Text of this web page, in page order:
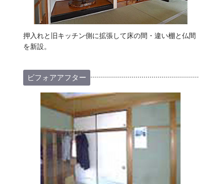
押入れと旧キッチン側に拡張して床の間・違い棚と仏間
を新設。
ビフォアアフター